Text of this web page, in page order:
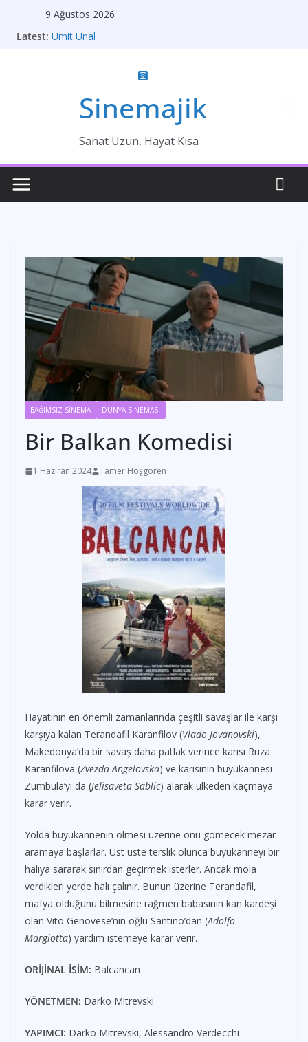
9 Ağustos 2026
Latest: Ümit Ünal
Kırık Bir Aşk Hikayesi
Sinemajik
Sanat Uzun, Hayat Kısa
BAĞIMSIZ SİNEMA DÜNYA SİNEMASI
Bir Balkan Komedisi
1 Haziran 2024 Tamer Hoşgören
Hayatının en önemli zamanlarında çeşitli savaşlar ile karşı
karşıya kalan Terandafil Karanfilov (Vlado Jovanovski),
Makedonya’da bir savaş daha patlak verince karısı Ruza
Karanfilova (Zvezda Angelovska) ve karısının büyükannesi
Zumbula’yı da (Jelisaveta Sablic) alarak ülkeden kaçmaya
karar verir.
Yolda büyükannenin ölmesi üzerine onu gömecek mezar
aramaya başlarlar. Üst üste terslik olunca büyükanneyi bir
halıya sararak sınırdan geçirmek isterler. Ancak mola
verdikleri yerde halı çalınır. Bunun üzerine Terandafil,
mafya olduğunu bilmesine rağmen babasının kan kardeşi
olan Vito Genovese’nin oğlu Santino’dan (Adolfo
Margiotta) yardım istemeye karar verir.
ORİJİNAL İSİM: Balcancan
YÖNETMEN: Darko Mitrevski
YAPIMCI: Darko Mitrevski, Alessandro Verdecchi